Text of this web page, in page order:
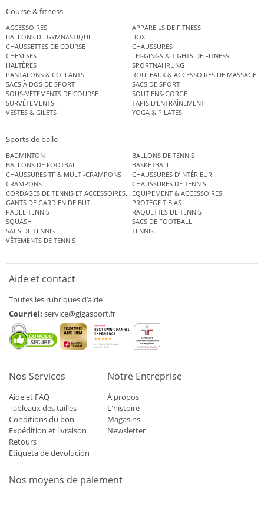
Course & fitness
ACCESSOIRES
APPAREILS DE FITNESS
BALLONS DE GYMNASTIQUE
BOXE
CHAUSSETTES DE COURSE
CHAUSSURES
CHEMISES
LEGGINGS & TIGHTS DE FITNESS
HALTÈRES
SPORTNAHRUNG
PANTALONS & COLLANTS
ROULEAUX & ACCESSOIRES DE MASSAGE
SACS À DOS DE SPORT
SACS DE SPORT
SOUS-VÊTEMENTS DE COURSE
SOUTIENS-GORGE
SURVÊTEMENTS
TAPIS D’ENTRAÎNEMENT
VESTES & GILETS
YOGA & PILATES
Sports de balle
BADMINTON
BALLONS DE TENNIS
BALLONS DE FOOTBALL
BASKETBALL
CHAUSSURES TF & MULTI-CRAMPONS
CHAUSSURES D’INTÉRIEUR
CRAMPONS
CHAUSSURES DE TENNIS
CORDAGES DE TENNIS ET ACCESSOIRES DE TENNISÉQUIPEMENT & ACCESSOIRES
GANTS DE GARDIEN DE BUT
PROTÈGE TIBIAS
PADEL TENNIS
RAQUETTES DE TENNIS
SQUASH
SACS DE FOOTBALL
SACS DE TENNIS
TENNIS
VÊTEMENTS DE TENNIS
Aide et contact
Toutes les rubriques d’aide
Courriel: service@gigasport.fr
Nos Services
Aide et FAQ
Tableaux des tailles
Conditions du bon
Expédition et livraison
Retours
Etiqueta de devolución
Notre Entreprise
À propos
L'histoire
Magasins
Newsletter
Nos moyens de paiement